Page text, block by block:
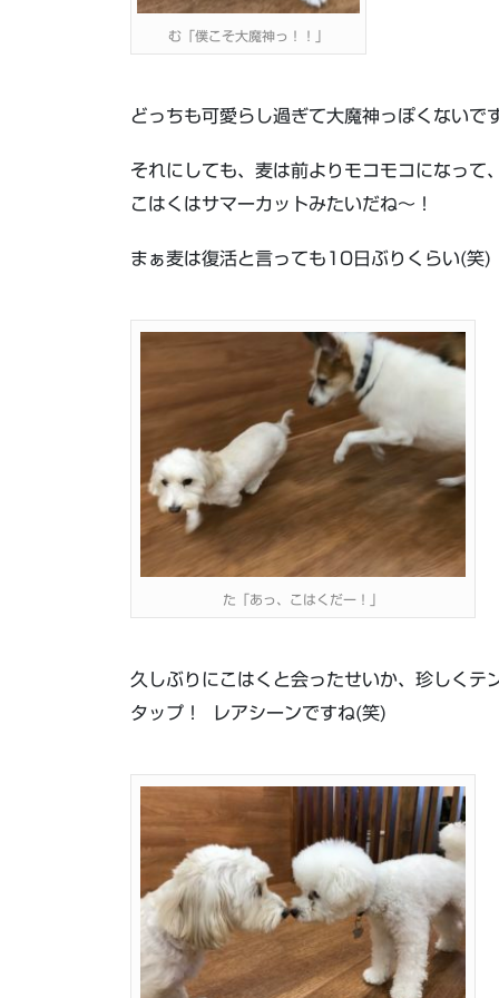
む「僕こそ大魔神っ！！」
どっちも可愛らし過ぎて大魔神っぽくないで
それにしても、麦は前よりモコモコになって、
こはくはサマーカットみたいだね～！
まぁ麦は復活と言っても10日ぶりくらい(笑)
た「あっ、こはくだー！」
久しぶりにこはくと会ったせいか、珍しくテ
タップ！ レアシーンですね(笑)